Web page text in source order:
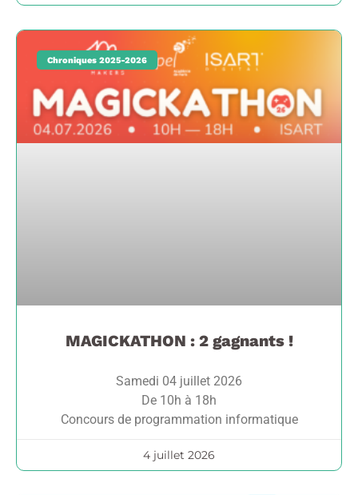
Chroniques 2025-2026
MAGICKATHON : 2 gagnants !
Samedi 04 juillet 2026
De 10h à 18h
Concours de programmation informatique
4 juillet 2026